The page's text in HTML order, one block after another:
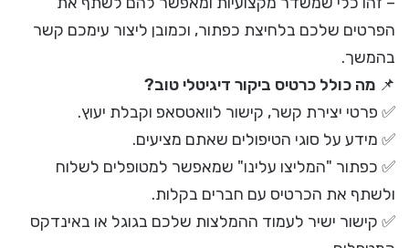
הפרטים שלכם בלחיצת כפתור, וכמובן ליצור עימכם קשר
בהמשך.
📌 מה כולל כרטיס ביקור דיגיטלי טוב?
✅ פרטי יצירת קשר, קישור לוואטסאפ וקבלת יעוץ.
✅ מידע על סוגי הטיפולים שאתם מציעים.
✅ כפתור "המליצו עלינו" שמאפשר למטופלים לשלוח
ולשתף את הכרטיס עם חברים בקלות.
✅ קישור ישיר לעמוד ההמלצות שלכם בגוגל או באינדקס